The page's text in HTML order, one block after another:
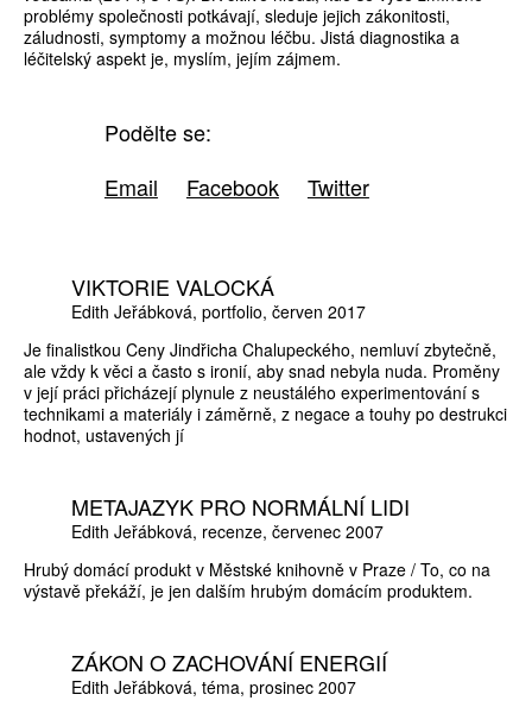
problémy společnosti potkávají, sleduje jejich zákonitosti,
záludnosti, symptomy a možnou léčbu. Jistá diagnostika a
léčitelský aspekt je, myslím, jejím zájmem.
Podělte se:
Email
Facebook Twitter
VIKTORIE VALOCKÁ
Edith Jeřábková portfolio červen 2017
Je finalistkou Ceny Jindřicha Chalupeckého, nemluví zbytečně,
ale vždy k věci a často s ironií, aby snad nebyla nuda. Proměny
v její práci přicházejí plynule z neustálého experimentování s
technikami a materiály i záměrně, z negace a touhy po destrukci
hodnot, ustavených jí
METAJAZYK PRO NORMÁLNÍ LIDI
Edith Jeřábková recenze červenec 2007
Hrubý domácí produkt v Městské knihovně v Praze / To, co na
výstavě překáží, je jen dalším hrubým domácím produktem.
ZÁKON O ZACHOVÁNÍ ENERGIÍ
Edith Jeřábková téma prosinec 2007